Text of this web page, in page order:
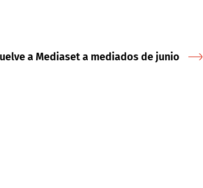
a Mediaset a mediados de junio